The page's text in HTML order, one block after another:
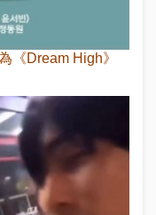
《Dream High》